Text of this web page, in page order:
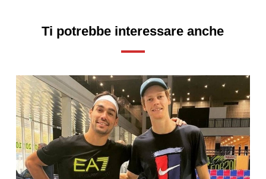
Ti potrebbe interessare anche